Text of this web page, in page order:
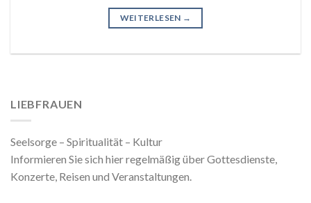
WEITERLESEN →
LIEBFRAUEN
Seelsorge – Spiritualität – Kultur
Informieren Sie sich hier regelmäßig über Gottesdienste,
Konzerte, Reisen und Veranstaltungen.